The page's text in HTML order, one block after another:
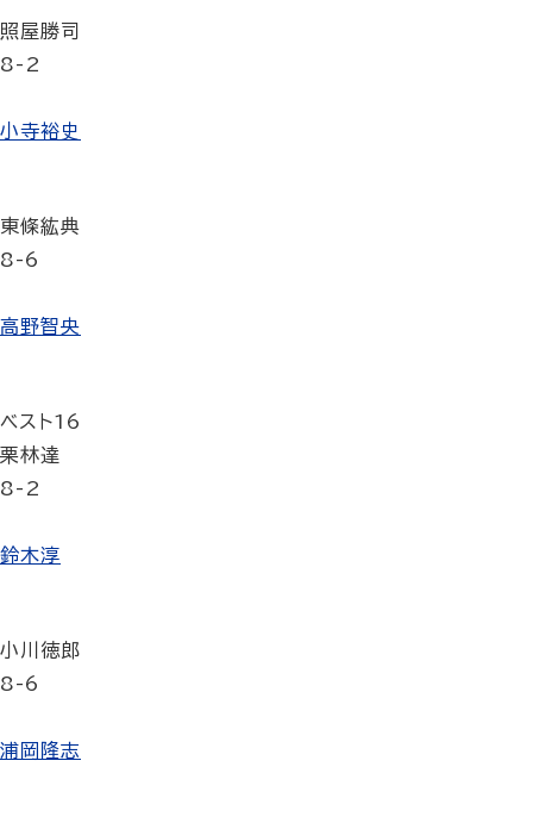
照屋勝司
8-2
小寺裕史
東條紘典
8-6
高野智央
ベスト16
栗林達
8-2
鈴木淳
小川徳郎
8-6
浦岡隆志